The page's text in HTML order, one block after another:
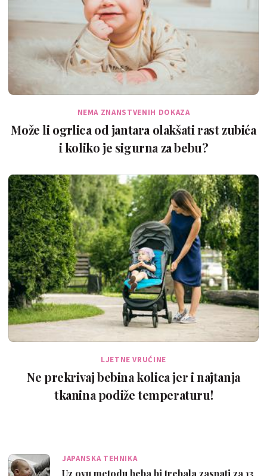
NEMA ZNANSTVENIH DOKAZA
Može li ogrlica od jantara olakšati rast zubića
i koliko je sigurna za bebu?
LJETNE VRUĆINE
Ne prekrivaj bebina kolica jer i najtanja
tkanina podiže temperaturu!
JAPANSKA TEHNIKA
Uz ovu metodu beba bi trebala zaspati za 13